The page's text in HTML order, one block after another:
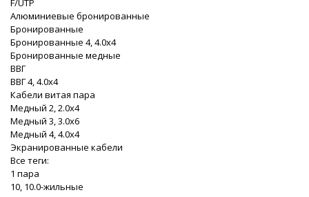
F/UTP
Алюминиевые бронированные
Бронированные
Бронированные 4, 4.0x4
Бронированные медные
ВВГ
ВВГ 4, 4.0x4
Кабели витая пара
Медный 2, 2.0x4
Медный 3, 3.0x6
Медный 4, 4.0x4
Экранированные кабели
Все теги:
1 пара
10, 10.0-жильные